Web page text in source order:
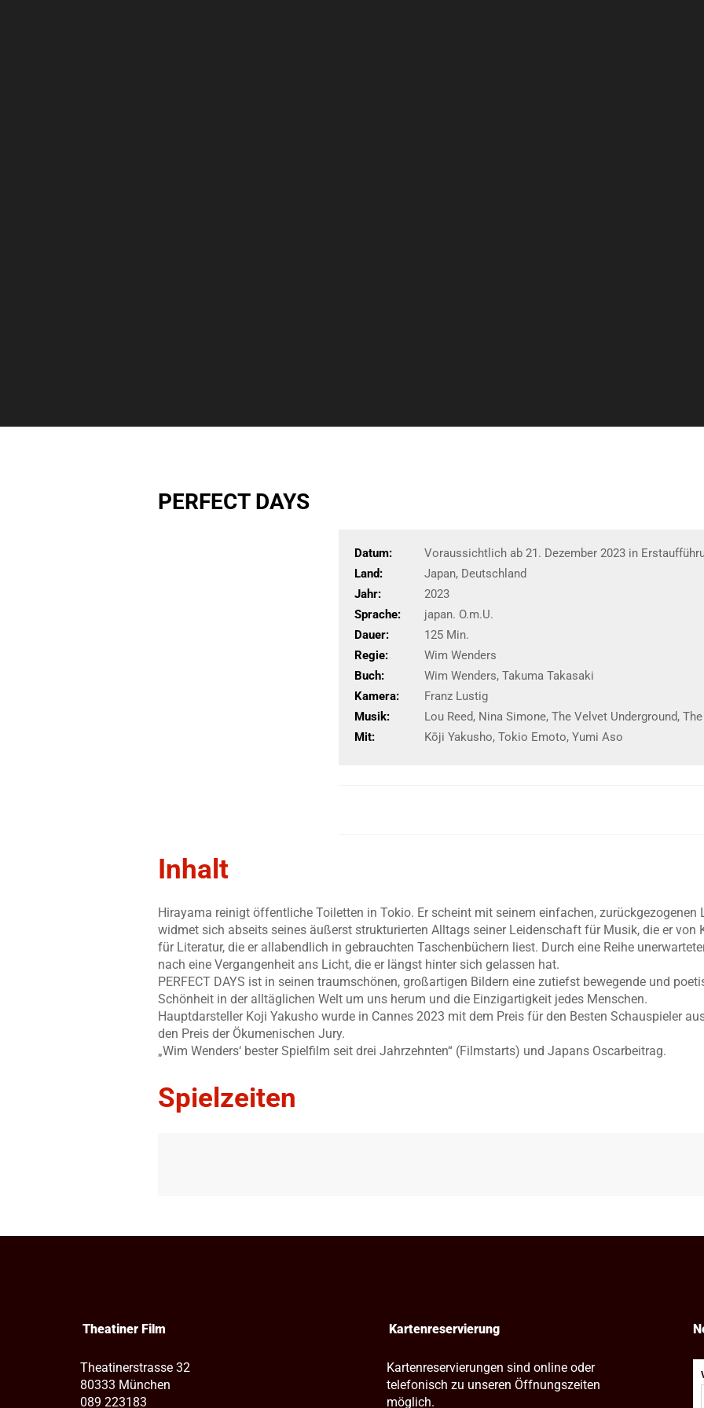
PERFECT DAYS
Datum:
Voraussichtlich ab 21. Dezember 2023 in
Land:
Japan, Deutschland
Jahr:
2023
Sprache:
japan. O.m.U.
Dauer:
125 Min.
Regie:
Wim Wenders
Buch:
Wim Wenders, Takuma Takasaki
Kamera:
Franz Lustig
Musik:
Lou Reed, Nina Simone, The Velvet Underground,
Mit:
Kōji Yakusho, Tokio Emoto, Yumi Aso
Inhalt
Hirayama reinigt öffentliche Toiletten in Tokio. Er scheint mit seinem einfachen,
widmet sich abseits seines äußerst strukturierten Alltags seiner Leidenschaft für Musik, die er von
für Literatur, die er allabendlich in gebrauchten Taschenbüchern liest. Durch eine Reihe
nach eine Vergangenheit ans Licht, die er längst hinter sich gelassen hat.
PERFECT DAYS ist in seinen traumschönen, großartigen Bildern eine zutiefst bewegende und
Schönheit in der alltäglichen Welt um uns herum und die Einzigartigkeit jedes Menschen.
Hauptdarsteller Koji Yakusho wurde in Cannes 2023 mit dem Preis für den Besten Schauspieler
den Preis der Ökumenischen Jury.
„Wim Wenders‘ bester Spielfilm seit drei Jahrzehnten“ (Filmstarts) und Japans Oscarbeitrag.
Spielzeiten
Theatiner Film
Theatinerstrasse 32
80333 München
089 223183
Kartenreservierung
Kartenreservierungen sind online oder
telefonisch zu unseren Öffnungszeiten
möglich.